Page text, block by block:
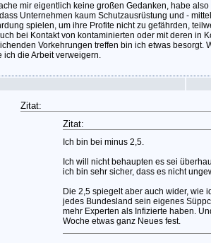
mir eigentlich keine großen Gedanken, habe
Unternehmen kaum Schutzausrüstung und -
spielen, um ihre Profite nicht zu gefährden,
bei Kontakt von kontaminierten oder mit deren in
Vorkehrungen treffen bin ich etwas besorgt.
ich die Arbeit verweigern.
Zitat:
Zitat:
Ich bin bei minus 2,5.
Ich will nicht behaupten es sei
ich bin sehr sicher, dass es nicht
Die 2,5 spiegelt aber auch wider, wie
jedes Bundesland sein eigenes
mehr Experten als Infizierte haben.
Woche etwas ganz Neues fest.